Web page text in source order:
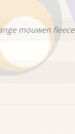
mouwen fleece